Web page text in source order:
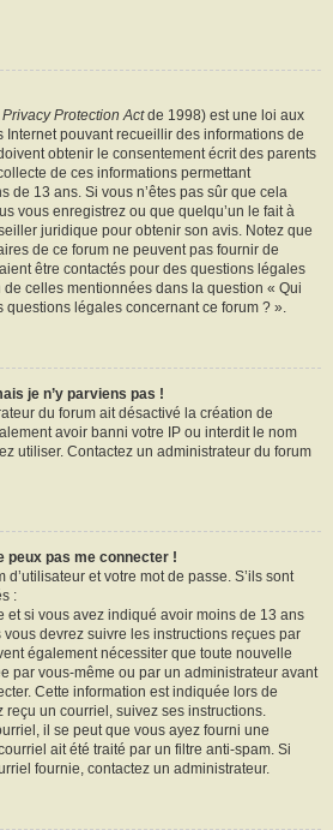
Protection Actde 1998) est une loi aux
Internet pouvant recueillir des informations de
obtenir le consentement écrit des parents
de ces informations permettant
de 13 ans. Si vous n’êtes pas sûr que cela
vous enregistrez ou que quelqu’un le fait à
juridique pour obtenir son avis. Notez que
de ce forum ne peuvent pas fournir de
être contactés pour des questions légales
de celles mentionnées dans la question « Qui
questions légales concernant ce forum ? ».
je n’y parviens pas !
du forum ait désactivé la création de
avoir banni votre IP ou interdit le nom
utiliser. Contactez un administrateur du forum
peux pas me connecter !
et votre mot de passe. S’ils sont
:
et si vous avez indiqué avoir moins de 13 ans
vous devrez suivre les instructions reçues par
également nécessiter que toute nouvelle
par vous-même ou par un administrateur avant
Cette information est indiquée lors de
reçu un courriel, suivez ses instructions.
il se peut que vous ayez fourni une
ait été traité par un filtre anti-spam. Si
fournie, contactez un administrateur.